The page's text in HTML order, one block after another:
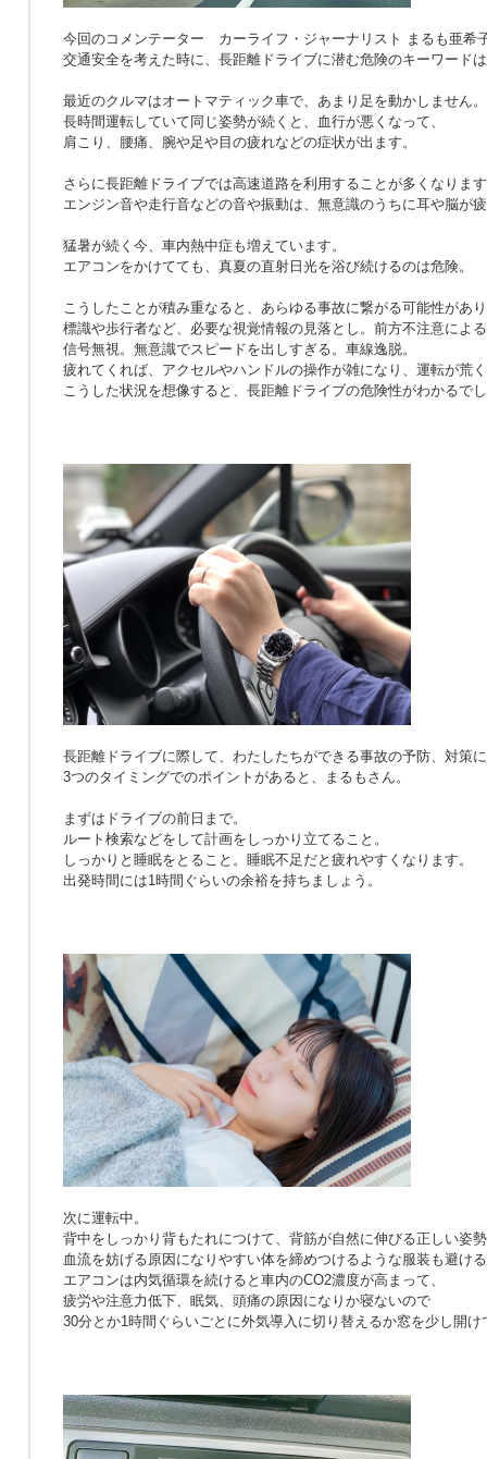
今回のコメンテーター カーライフ・ジャーナリスト まるも亜希
交通安全を考えた時に、長距離ドライブに潜む危険のキーワード
最近のクルマはオートマティック車で、あまり足を動かしません。
長時間運転していて同じ姿勢が続くと、血行が悪くなって、
肩こり、腰痛、腕や足や目の疲れなどの症状が出ます。
さらに長距離ドライブでは高速道路を利用することが多くなりま
エンジン音や走行音などの音や振動は、無意識のうちに耳や脳が
猛暑が続く今、車内熱中症も増えています。
エアコンをかけてても、真夏の直射日光を浴び続けるのは危険。
こうしたことが積み重なると、あらゆる事故に繋がる可能性があ
標識や歩行者など、必要な視覚情報の見落とし。前方不注意によ
信号無視。無意識でスピードを出しすぎる。車線逸脱。
疲れてくれば、アクセルやハンドルの操作が雑になり、運転が荒
こうした状況を想像すると、長距離ドライブの危険性がわかるで
長距離ドライブに際して、わたしたちができる事故の予防、対策
3つのタイミングでのポイントがあると、まるもさん。
まずはドライブの前日まで。
ルート検索などをして計画をしっかり立てること。
しっかりと睡眠をとること。睡眠不足だと疲れやすくなります。
出発時間には1時間ぐらいの余裕を持ちましょう。
次に運転中。
背中をしっかり背もたれにつけて、背筋が自然に伸びる正しい姿
血流を妨げる原因になりやすい体を締めつけるような服装も避け
エアコンは内気循環を続けると車内のCO2濃度が高まって、
疲労や注意力低下、眠気、頭痛の原因になりか寝ないので
30分とか1時間ぐらいごとに外気導入に切り替えるか窓を少し開け